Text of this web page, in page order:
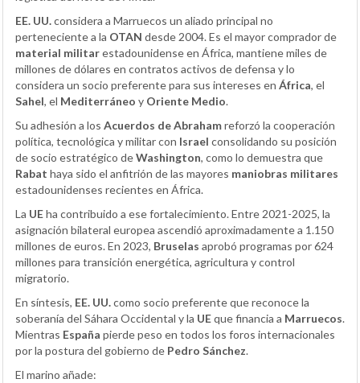
EE. UU.considera a Marruecos un aliado principal no
perteneciente a la OTAN desde 2004. Es el mayor comprador de
material militarestadounidense en África, mantiene miles de
millones de dólares en contratos activos de defensa y lo
considera un socio preferente para sus intereses en África, el
Sahel, el Mediterráneo y Oriente Medio.
Su adhesión a los Acuerdos de Abrahamreforzó la cooperación
política, tecnológica y militar con Israel consolidando su posición
de socio estratégico deWashington, como lo demuestra que
Rabat haya sido el anfitrión de las mayores maniobras militares
estadounidenses recientes en África.
La UEha contribuido a ese fortalecimiento. Entre 2021-2025, la
asignación bilateral europea ascendió aproximadamente a 1.150
millones de euros. En 2023, Bruselas aprobó programas por 624
millones para transición energética, agricultura y control
migratorio.
En síntesis, EE. UU.como socio preferente que reconoce la
soberanía del Sáhara Occidental y la UEque financia a Marruecos.
Mientras España pierde peso en todos los foros internacionales
por la postura del gobierno de Pedro Sánchez.
El marino añade: